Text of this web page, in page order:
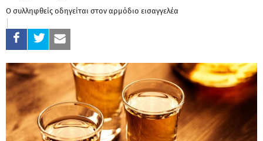
Ο συλληφθείς οδηγείται στον αρμόδιο εισαγγελέα